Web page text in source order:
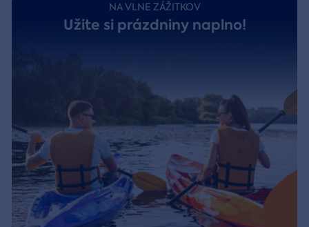
NA VLNE ZÁŽITKOV
Užite si prázdniny naplno!